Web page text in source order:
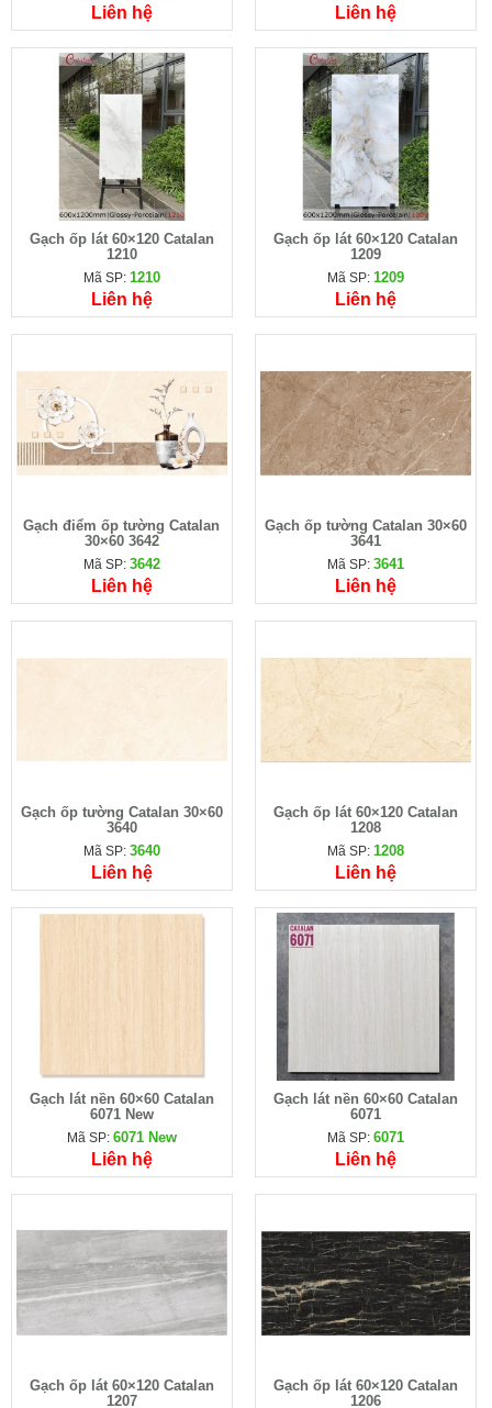
Liên hệ Liên hệ
Gạch ốp lát 60×120 Catalan
1210
Mã SP: 1210
Liên hệ
Gạch ốp lát 60×120 Catalan
1209
Mã SP: 1209
Liên hệ
Gạch điểm ốp tường Catalan
30×60 3642
Mã SP: 3642
Liên hệ
Gạch ốp tường Catalan 30×60
3641
Mã SP: 3641
Liên hệ
Gạch ốp tường Catalan 30×60
3640
Mã SP: 3640
Liên hệ
Gạch ốp lát 60×120 Catalan
1208
Mã SP: 1208
Liên hệ
Gạch lát nền 60×60 Catalan
6071 New
Mã SP: 6071 New
Liên hệ
Gạch lát nền 60×60 Catalan
6071
Mã SP: 6071
Liên hệ
Gạch ốp lát 60×120 Catalan
1207
Gạch ốp lát 60×120 Catalan
1206